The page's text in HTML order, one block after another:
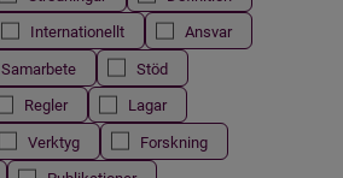
Internationellt
Ansvar
Samarbete
Stöd
Regler
Lagar
Verktyg
Forskning